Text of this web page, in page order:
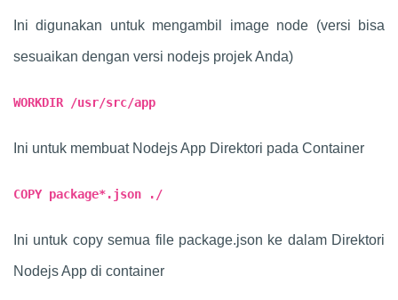
Ini digunakan untuk mengambil image node (versi bisa
sesuaikan dengan versi nodejs projek Anda)
WORKDIR /usr/src/app
Ini untuk membuat Nodejs App Direktori pada Container
COPY package*.json ./
Ini untuk copy semua file package.json ke dalam Direktori
Nodejs App di container